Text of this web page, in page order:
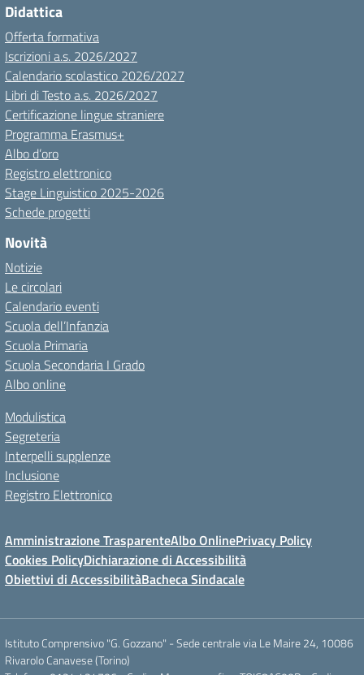
Didattica
Offerta formativa
Iscrizioni a.s. 2026/2027
Calendario scolastico 2026/2027
Libri di Testo a.s. 2026/2027
Certificazione lingue straniere
Programma Erasmus+
Albo d’oro
Registro elettronico
Stage Linguistico 2025-2026
Schede progetti
Novità
Notizie
Le circolari
Calendario eventi
Scuola dell’Infanzia
Scuola Primaria
Scuola Secondaria I Grado
Albo online
Modulistica
Segreteria
Interpelli supplenze
Inclusione
Registro Elettronico
Amministrazione TrasparenteAlbo OnlinePrivacy Policy
Cookies PolicyDichiarazione di Accessibilità
Obiettivi di AccessibilitàBacheca Sindacale
Istituto Comprensivo "G. Gozzano" - Sede centrale via Le Maire 24, 10086
Rivarolo Canavese (Torino)